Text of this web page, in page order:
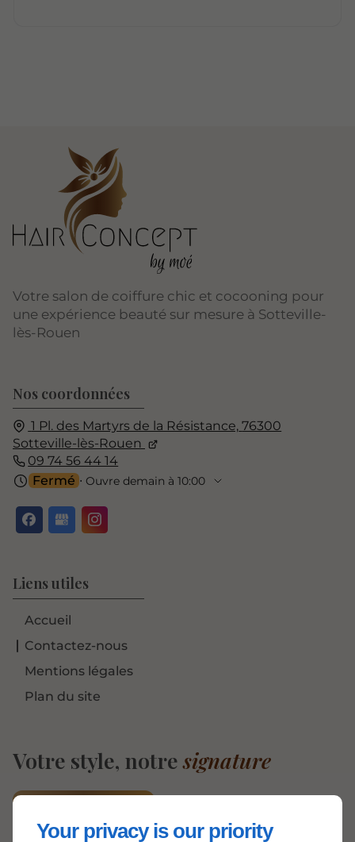
Your privacy is our priority
Votre salon de coiffure chic et cocooning pour
une expérience beauté sur mesure à Sotteville-
lès-Rouen
Nos coordonnées
1 Pl. des Martyrs de la Résistance, 76300
Sotteville-lès-Rouen
09 74 56 44 14
Fermé ⋅ Ouvre demain à 10:00
Liens utiles
Accueil
Contactez-nous
Mentions légales
Plan du site
Votre style, notresignature